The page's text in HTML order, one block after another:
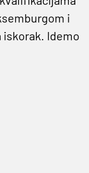
i
iskorak. Idemo